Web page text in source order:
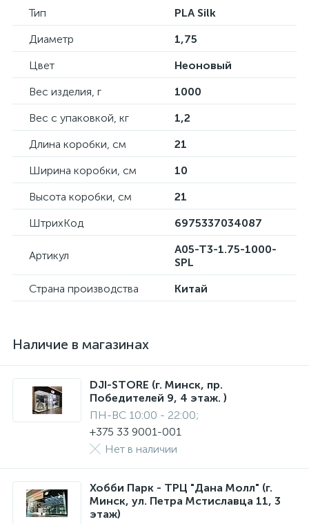
Тип
PLA Silk
Диаметр
1,75
Цвет
Неоновый
Вес изделия, г
1000
Вес с упаковкой, кг
1,2
Длина коробки, см
21
Ширина коробки, см
10
Высота коробки, см
21
ШтрихКод
6975337034087
Артикул
A05-T3-1.75-1000-
SPL
Страна производства
Китай
Наличие в магазинах
DJI-STORE (г. Минск, пр.
Победителей 9, 4 этаж. )
ПН-ВС 10:00 - 22:00;
+375 33 9001-001
Нет в наличии
Хобби Парк - ТРЦ "Дана Молл" (г.
Минск, ул. Петра Мстиславца 11, 3
этаж)